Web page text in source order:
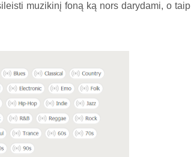
muzikinį foną ką nors darydami, o taip